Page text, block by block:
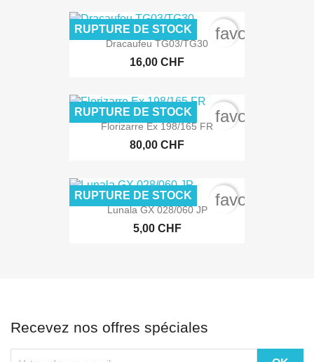
Dracaufeu TG03/TG30
16,00 CHF
RUPTURE DE STOCK
Florizarre Ex 198/165 FR
80,00 CHF
RUPTURE DE STOCK
Lunala GX 028/060 JP
5,00 CHF
RUPTURE DE STOCK
Recevez nos offres spéciales